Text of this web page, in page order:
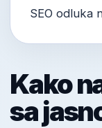
SEO odluka
Kako
sa